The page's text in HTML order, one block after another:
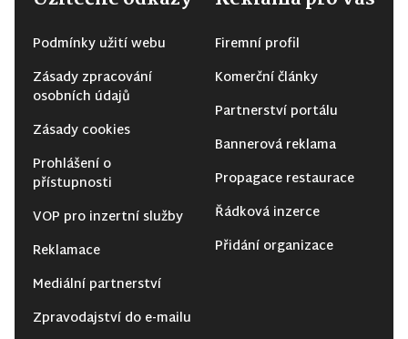
Podmínky užití webu
Zásady zpracování
osobních údajů
Zásady cookies
Prohlášení o
přístupnosti
VOP pro inzertní služby
Reklamace
Mediální partnerství
Zpravodajství do e-mailu
Firemní profil
Komerční články
Partnerství portálu
Bannerová reklama
Propagace restaurace
Řádková inzerce
Přidání organizace